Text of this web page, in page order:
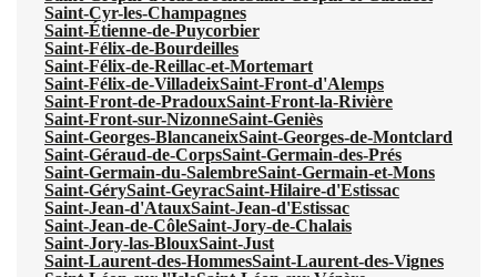
Saint-Cyr-les-Champagnes
Saint-Étienne-de-Puycorbier
Saint-Félix-de-Bourdeilles
Saint-Félix-de-Reillac-et-Mortemart
Saint-Félix-de-VilladeixSaint-Front-d'Alemps
Saint-Front-de-PradouxSaint-Front-la-Rivière
Saint-Front-sur-NizonneSaint-Geniès
Saint-Georges-BlancaneixSaint-Georges-de-Montclard
Saint-Géraud-de-CorpsSaint-Germain-des-Prés
Saint-Germain-du-SalembreSaint-Germain-et-Mons
Saint-GérySaint-GeyracSaint-Hilaire-d'Estissac
Saint-Jean-d'AtauxSaint-Jean-d'Estissac
Saint-Jean-de-CôleSaint-Jory-de-Chalais
Saint-Jory-las-BlouxSaint-Just
Saint-Laurent-des-HommesSaint-Laurent-des-Vignes